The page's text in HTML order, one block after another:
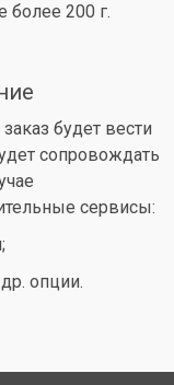
200 г.
будет вести
сопровождать
сервисы:
опции.